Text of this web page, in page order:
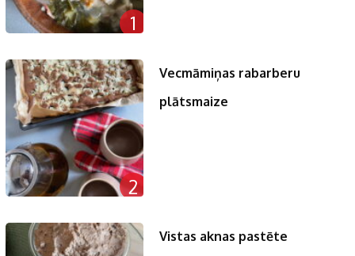
1
2
Vecmāmiņas rabarberu
plātsmaize
Vistas aknas pastēte